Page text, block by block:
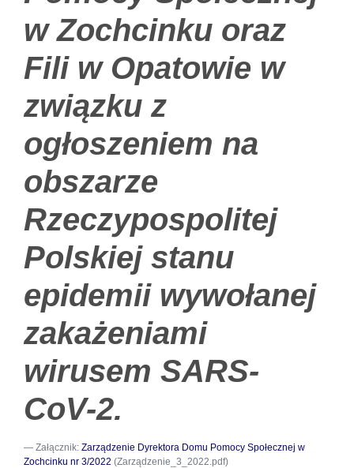
w Zochcinku oraz
Fili w Opatowie w
związku z
ogłoszeniem na
obszarze
Rzeczypospolitej
Polskiej stanu
epidemii wywołanej
zakażeniami
wirusem SARS-
CoV-2.
Załącznik: Zarządzenie Dyrektora Domu Pomocy Społecznej w
Zochcinku nr 3/2022 (Zarządzenie_3_2022.pdf)